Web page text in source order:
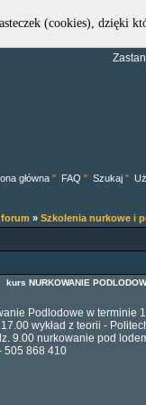
główna " FAQ " Szukaj "
» Szkolenia nurkowe i
kurs NURKOWANIE
Podlodowe w terminie
wykład z teorii -
9.00 nurkowanie pod
505 868 410
(cookies), dzięki